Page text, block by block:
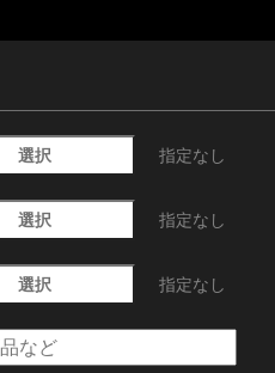
選択 指定なし
選択 指定なし
選択 指定なし